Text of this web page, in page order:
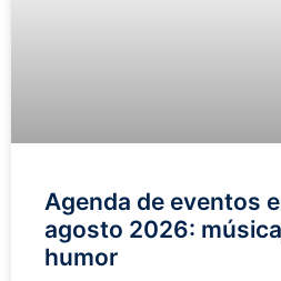
Agenda de eventos
agosto 2026:
humor